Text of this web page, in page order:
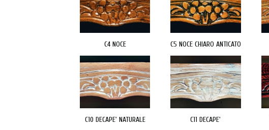
C4 NOCE C5 NOCE CHIARO ANTICATO
C10 DECAPE' NATURALE C11 DECAPE'